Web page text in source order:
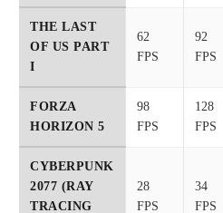
THE LAST
OF US PART
I
62
FPS
92
FPS
FORZA
HORIZON 5
98
FPS
128
FPS
CYBERPUNK
2077 (RAY
TRACING
28
FPS
34
FPS